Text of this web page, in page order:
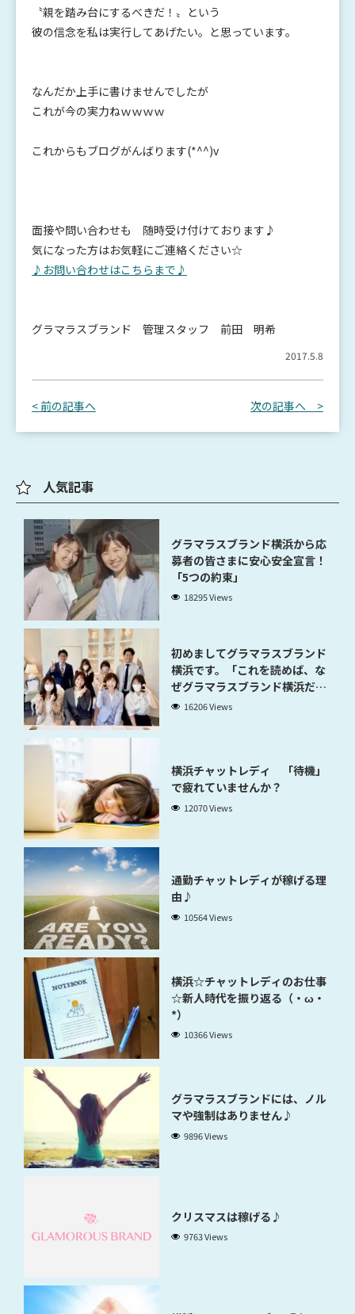
〝親を踏み台にするべきだ！〟という
彼の信念を私は実行してあげたい。と思っています。
なんだか上手に書けませんでしたが
これが今の実力ねｗｗｗｗ
これからもブログがんばります(*^^)v
面接や問い合わせも 随時受け付けております♪
気になった方はお気軽にご連絡ください☆
♪お問い合わせはこちらまで♪
グラマラスブランド 管理スタッフ 前田 明希
2017.5.8
< 前の記事へ 次の記事へ >
人気記事
グラマラスブランド横浜から応
募者の皆さまに安心安全宣言！
「5つの約束」
18295 Views
初めましてグラマラスブランド
横浜です。「これを読めば、な
ぜグラマラスブランド横浜だと
稼げるのかが分かります」
16206 Views
横浜チャットレディ 「待機」
で疲れていませんか？
12070 Views
通勤チャットレディが稼げる理
由♪
10564 Views
横浜☆チャットレディのお仕事
☆新人時代を振り返る（・ω・
*）
10366 Views
グラマラスブランドには、ノル
マや強制はありません♪
9896 Views
クリスマスは稼げる♪
9763 Views